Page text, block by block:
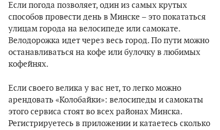
Если погода позволяет, один из самых крутых
способов провести день в Минске – это покататься
улицам города на велосипеде или самокате.
Велодорожка идет через весь город. По пути можно
останавливаться на кофе или булочку в любимых
кофейнях.
Если своего велика у вас нет, то легко можно
арендовать «Колобайки»: велосипеды и самокаты
этого сервиса стоят во всех районах Минска.
Регистрируетесь в приложении и катаетесь сколько